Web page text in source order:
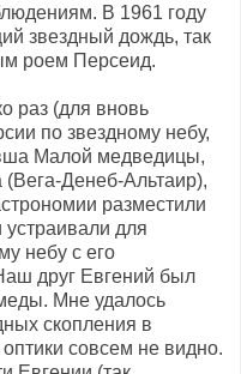
В 1961 году
звездный дождь, так
роем Персеид.
раз (для вновь
по звездному небу,
Малой медведицы,
(Вега-Денеб-Альтаир),
разместили
устраивали для
небу с его
друг Евгений был
Мне удалось
скопления в
совсем не видно.